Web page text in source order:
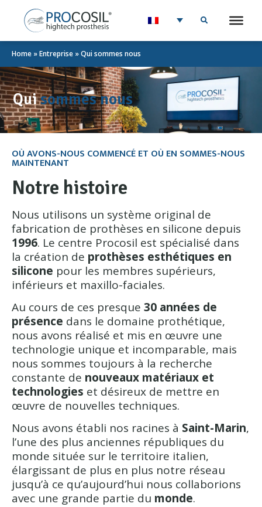
Home »Entreprise »Qui sommes nous
Quisommes nous
OÙ AVONS-NOUS COMMENCÉ ET OÙ EN SOMMES-NOUS
MAINTENANT
Notre histoire
Nous utilisons un système original de
fabrication de prothèses en silicone depuis
1996. Le centre Procosil est spécialisé dans
la création de prothèses esthétiques en
silicone pour les membres supérieurs,
inférieurs et maxillo-faciales.
Au cours de ces presque 30 années de
présence dans le domaine prothétique,
nous avons réalisé et mis en œuvre une
technologie unique et incomparable, mais
nous sommes toujours à la recherche
constante de nouveaux matériaux et
technologies et désireux de mettre en
œuvre de nouvelles techniques.
Nous avons établi nos racines à Saint-Marin,
l’une des plus anciennes républiques du
monde située sur le territoire italien,
élargissant de plus en plus notre réseau
jusqu’à ce qu’aujourd’hui nous collaborions
avec une grande partie du monde.